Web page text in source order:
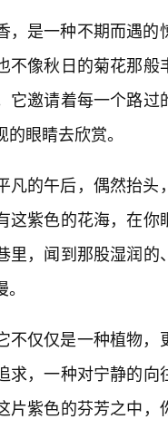
，是一种不期而遇
不像秋日的菊花那般
它邀请着每一个路
眼睛去欣赏。
凡的午后，偶然抬
这紫色的花海，在
里，闻到那股湿润
不仅仅是一种植物
求，一种对宁静的
片紫色的芬芳之中